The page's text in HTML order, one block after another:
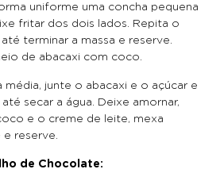
uniforme uma concha pequena
fritar dos dois lados. Repita o
terminar a massa e reserve.
de abacaxi com coco.
média, junte o abacaxi e o açúcar e
secar a água. Deixe amornar,
e o creme de leite, mexa
reserve.
de Chocolate: